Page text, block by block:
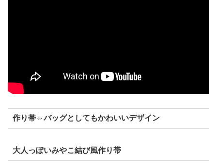
作り帯⇔バッグとしてもかわいいデザイン
大人っぽいみやこ結び風作り帯